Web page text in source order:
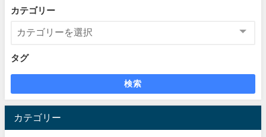
カテゴリー
タグ
検索
カテゴリー